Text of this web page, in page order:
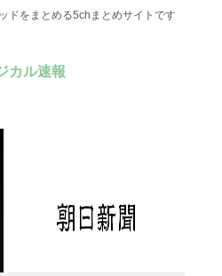
ドをまとめる5chまとめサイトです
カル速報